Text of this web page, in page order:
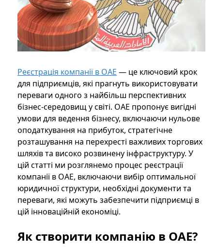
Реєстрація компанії в ОАЕ — це ключовий крок
для підприємців, які прагнуть використовувати
переваги одного з найбільш перспективних
бізнес-середовищ у світі. ОАЕ пропонує вигідні
умови для ведення бізнесу, включаючи нульове
оподаткування на прибуток, стратегічне
розташування на перехресті важливих торгових
шляхів та високо розвинену інфраструктуру. У
цій статті ми розглянемо процес реєстрації
компанії в ОАЕ, включаючи вибір оптимальної
юридичної структури, необхідні документи та
переваги, які можуть забезпечити підприємці в
цій інноваційній економіці.
Як створити компанію в ОАЕ?